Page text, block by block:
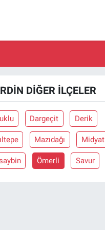
DIĞER İLÇELER
Dargeçit Derik
Mazıdağı Midyat
Ömerli Savur